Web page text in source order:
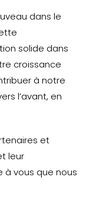
dans le
solide dans
croissance
à notre
l’avant, en
et
leur
à vous que nous